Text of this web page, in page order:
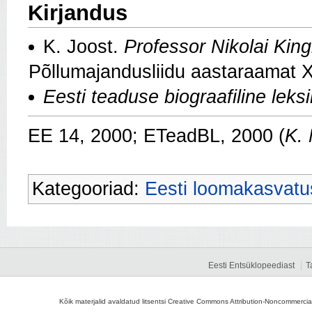
Kirjandus
K. Joost. Professor Nikolai
Põllumajandusliidu aastaraamat
Eesti teaduse biograafiline
EE 14, 2000; ETeadBL, 2000 (K.
Kategooriad: Eesti
Eesti Entsüklopeediast
Kõik materjalid avaldatud litsentsi Creative Commons Attribution-